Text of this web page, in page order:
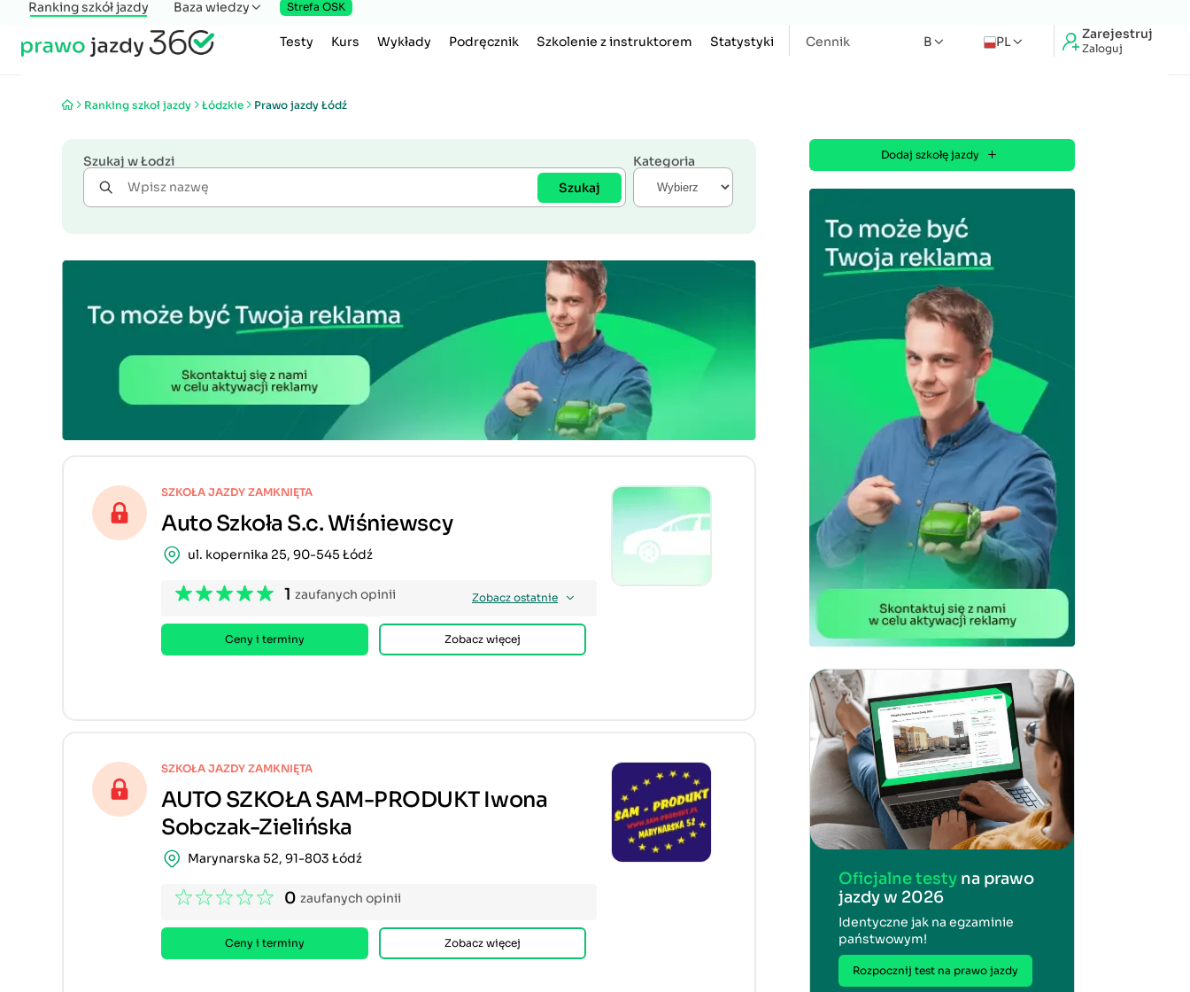
Zarejestruj
Zaloguj
PL
Testy Kurs Wykłady Podręcznik Szkolenie z instruktorem Statystyki Cennik B
Ranking szkół jazdy Baza wiedzy Strefa OSK
Ranking szkoł jazdy Łódzkie Prawo jazdy Łódź
Szukaj w Łodzi
Szukaj
Kategoria
Auto Szkoła S.c. Wiśniewscy
SZKOŁA JAZDY ZAMKNIĘTA
1 zaufanych opinii Zobacz ostatnie
ul. kopernika 25, 90-545 Łódź
Ceny i terminy Zobacz więcej
AUTO SZKOŁA SAM-PRODUKT Iwona
Sobczak-Zielińska
SZKOŁA JAZDY ZAMKNIĘTA
0 zaufanych opinii
Marynarska 52, 91-803 Łódź
Ceny i terminy Zobacz więcej
Dodaj szkołę jazdy
Oficjalne testy na prawo
jazdy w 2026
Identyczne jak na egzaminie
państwowym!
Rozpocznij test na prawo jazdy